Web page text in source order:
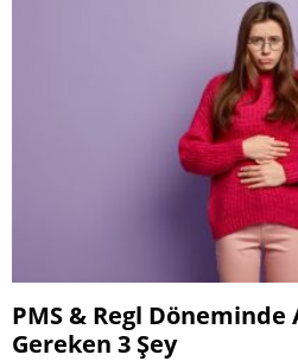
PMS & Regl
Gereken 3 Şey